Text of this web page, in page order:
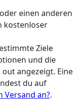
einen anderen
kostenloser
Ziele
und die
angezeigt. Eine
du auf
Versand an?.